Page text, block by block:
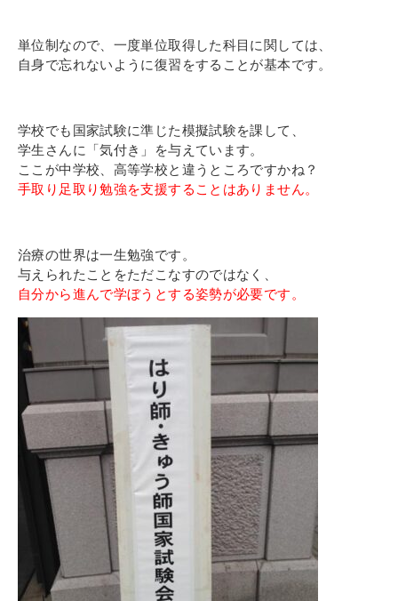
単位制なので、一度単位取得した科目に関しては、
自身で忘れないように復習をすることが基本です。
学校でも国家試験に準じた模擬試験を課して、
学生さんに「気付き」を与えています。
ここが中学校、高等学校と違うところですかね？
手取り足取り勉強を支援することはありません。
治療の世界は一生勉強です。
与えられたことをただこなすのではなく、
自分から進んで学ぼうとする姿勢が必要です。